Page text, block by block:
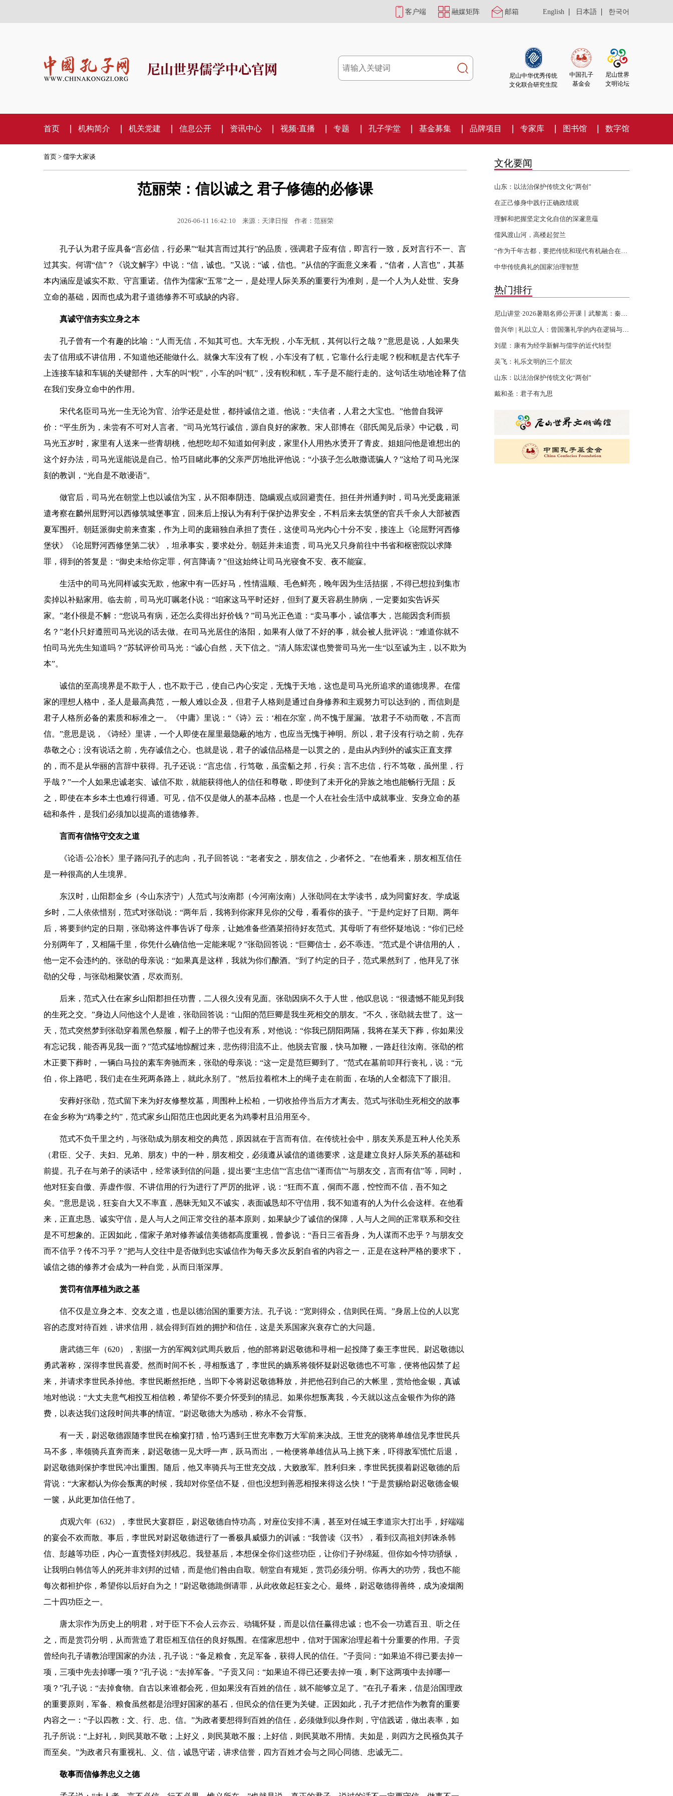
客户端 融媒矩阵 邮箱 English | 日本語 | 한국어
尼山世界儒学中心官网
尼山中华优秀传统
文化联合研究生院
中国孔子
基金会
尼山世界
文明论坛
首页 机构简介 机关党建 信息公开 资讯中心 视频·直播 专题 孔子学堂 基金募集 品牌项目 专家库 图书馆 数字馆
首页 > 儒学大家谈
范丽荣：信以诚之 君子修德的必修课
2026-06-11 16:42:10 来源：天津日报 作者：范丽荣
孔子认为君子应具备“言必信，行必果”“耻其言而过其行”的品质，强调君子应有信，即言行一致，反对言行不一、言
过其实。何谓“信”？《说文解字》中说：“信，诚也。”又说：“诚，信也。”从信的字面意义来看，“信者，人言也”，其基
本内涵应是诚实不欺、守言重诺。信作为儒家“五常”之一，是处理人际关系的重要行为准则，是一个人为人处世、安身
立命的基础，因而也成为君子道德修养不可或缺的内容。
真诚守信夯实立身之本
孔子曾有一个有趣的比喻：“人而无信，不知其可也。大车无輗，小车无軏，其何以行之哉？”意思是说，人如果失
去了信用或不讲信用，不知道他还能做什么。就像大车没有了輗，小车没有了軏，它靠什么行走呢？輗和軏是古代车子
上连接车辕和车轭的关键部件，大车的叫“輗”，小车的叫“軏”，没有輗和軏，车子是不能行走的。这句话生动地诠释了信
在我们安身立命中的作用。
宋代名臣司马光一生无论为官、治学还是处世，都持诚信之道。他说：“夫信者，人君之大宝也。”他曾自我评
价：“平生所为，未尝有不可对人言者。”司马光笃行诚信，源自良好的家教。宋人邵博在《邵氏闻见后录》中记载，司
马光五岁时，家里有人送来一些青胡桃，他想吃却不知道如何剥皮，家里仆人用热水烫开了青皮。姐姐问他是谁想出的
这个好办法，司马光逞能说是自己。恰巧目睹此事的父亲严厉地批评他说：“小孩子怎么敢撒谎骗人？”这给了司马光深
刻的教训，“光自是不敢谩语”。
做官后，司马光在朝堂上也以诚信为宝，从不阳奉阴违、隐瞒观点或回避责任。担任并州通判时，司马光受庞籍派
遣考察在麟州屈野河以西修筑城堡事宜，回来后上报认为有利于保护边界安全，不料后来去筑堡的官兵千余人大部被西
夏军围歼。朝廷派御史前来查案，作为上司的庞籍独自承担了责任，这使司马光内心十分不安，接连上《论屈野河西修
堡状》《论屈野河西修堡第二状》，坦承事实，要求处分。朝廷并未追责，司马光又只身前往中书省和枢密院以求降
罪，得到的答复是：“御史未给你定罪，何言降谪？”但这始终让司马光寝食不安、夜不能寐。
生活中的司马光同样诚实无欺，他家中有一匹好马，性情温顺、毛色鲜亮，晚年因为生活拮据，不得已想拉到集市
卖掉以补贴家用。临去前，司马光叮嘱老仆说：“咱家这马平时还好，但到了夏天容易生肺病，一定要如实告诉买
家。”老仆很是不解：“您说马有病，还怎么卖得出好价钱？”司马光正色道：“卖马事小，诚信事大，岂能因贪利而损
名？”老仆只好遵照司马光说的话去做。在司马光居住的洛阳，如果有人做了不好的事，就会被人批评说：“难道你就不
怕司马光先生知道吗？”苏轼评价司马光：“诚心自然，天下信之。”清人陈宏谋也赞誉司马光一生“以至诚为主，以不欺为
本”。
诚信的至高境界是不欺于人，也不欺于己，使自己内心安定，无愧于天地，这也是司马光所追求的道德境界。在儒
家的理想人格中，圣人是最高典范，一般人难以企及，但君子人格则是通过自身修养和主观努力可以达到的，而信则是
君子人格所必备的素质和标准之一。《中庸》里说：“《诗》云：‘相在尔室，尚不愧于屋漏。’故君子不动而敬，不言而
信。”意思是说，《诗经》里讲，一个人即使在屋里最隐蔽的地方，也应当无愧于神明。所以，君子没有行动之前，先存
恭敬之心；没有说话之前，先存诚信之心。也就是说，君子的诚信品格是一以贯之的，是由从内到外的诚实正直支撑
的，而不是从华丽的言辞中获得。孔子还说：“言忠信，行笃敬，虽蛮貊之邦，行矣；言不忠信，行不笃敬，虽州里，行
乎哉？”一个人如果忠诚老实、诚信不欺，就能获得他人的信任和尊敬，即使到了未开化的异族之地也能畅行无阻；反
之，即使在本乡本土也难行得通。可见，信不仅是做人的基本品格，也是一个人在社会生活中成就事业、安身立命的基
础和条件，是我们必须加以提高的道德修养。
言而有信恪守交友之道
《论语·公冶长》里子路问孔子的志向，孔子回答说：“老者安之，朋友信之，少者怀之。”在他看来，朋友相互信任
是一种很高的人生境界。
东汉时，山阳郡金乡（今山东济宁）人范式与汝南郡（今河南汝南）人张劭同在太学读书，成为同窗好友。学成返
乡时，二人依依惜别，范式对张劭说：“两年后，我将到你家拜见你的父母，看看你的孩子。”于是约定好了日期。两年
后，将要到约定的日期，张劭将这件事告诉了母亲，让她准备些酒菜招待好友范式。其母听了有些怀疑地说：“你们已经
分别两年了，又相隔千里，你凭什么确信他一定能来呢？”张劭回答说：“巨卿信士，必不乖违。”范式是个讲信用的人，
他一定不会违约的。张劭的母亲说：“如果真是这样，我就为你们酿酒。”到了约定的日子，范式果然到了，他拜见了张
劭的父母，与张劭相聚饮酒，尽欢而别。
后来，范式入仕在家乡山阳郡担任功曹，二人很久没有见面。张劭因病不久于人世，他叹息说：“很遗憾不能见到我
的生死之交。”身边人问他这个人是谁，张劭回答说：“山阳的范巨卿是我生死相交的朋友。”不久，张劭就去世了。这一
天，范式突然梦到张劭穿着黑色祭服，帽子上的带子也没有系，对他说：“你我已阴阳两隔，我将在某天下葬，你如果没
有忘记我，能否再见我一面？”范式猛地惊醒过来，悲伤得泪流不止。他脱去官服，快马加鞭，一路赶往汝南。张劭的棺
木正要下葬时，一辆白马拉的素车奔驰而来，张劭的母亲说：“这一定是范巨卿到了。”范式在墓前叩拜行丧礼，说：“元
伯，你上路吧，我们走在生死两条路上，就此永别了。”然后拉着棺木上的绳子走在前面，在场的人全都流下了眼泪。
安葬好张劭，范式留下来为好友修整坟墓，周围种上松柏，一切收拾停当后方才离去。范式与张劭生死相交的故事
在金乡称为“鸡黍之约”，范式家乡山阳范庄也因此更名为鸡黍村且沿用至今。
范式不负千里之约，与张劭成为朋友相交的典范，原因就在于言而有信。在传统社会中，朋友关系是五种人伦关系
（君臣、父子、夫妇、兄弟、朋友）中的一种，朋友相交，必须遵从诚信的道德要求，这是建立良好人际关系的基础和
前提。孔子在与弟子的谈话中，经常谈到信的问题，提出要“主忠信”“言忠信”“谨而信”“与朋友交，言而有信”等，同时，
他对狂妄自傲、弄虚作假、不讲信用的行为进行了严厉的批评，说：“狂而不直，侗而不愿，悾悾而不信，吾不知之
矣。”意思是说，狂妄自大又不率直，愚昧无知又不诚实，表面诚恳却不守信用，我不知道有的人为什么会这样。在他看
来，正直忠恳、诚实守信，是人与人之间正常交往的基本原则，如果缺少了诚信的保障，人与人之间的正常联系和交往
是不可想象的。正因如此，儒家子弟对修养诚信美德都高度重视，曾参说：“吾日三省吾身，为人谋而不忠乎？与朋友交
而不信乎？传不习乎？”把与人交往中是否做到忠实诚信作为每天多次反躬自省的内容之一，正是在这种严格的要求下，
诚信之德的修养才会成为一种自觉，从而日渐深厚。
赏罚有信厚植为政之基
信不仅是立身之本、交友之道，也是以德治国的重要方法。孔子说：“宽则得众，信则民任焉。”身居上位的人以宽
容的态度对待百姓，讲求信用，就会得到百姓的拥护和信任，这是关系国家兴衰存亡的大问题。
唐武德三年（620），割据一方的军阀刘武周兵败后，他的部将尉迟敬德和寻相一起投降了秦王李世民。尉迟敬德以
勇武著称，深得李世民喜爱。然而时间不长，寻相叛逃了，李世民的嫡系将领怀疑尉迟敬德也不可靠，便将他囚禁了起
来，并请求李世民杀掉他。李世民断然拒绝，当即下令将尉迟敬德释放，并把他召到自己的大帐里，赏给他金银，真诚
地对他说：“大丈夫意气相投互相信赖，希望你不要介怀受到的猜忌。如果你想叛离我，今天就以这点金银作为你的路
费，以表达我们这段时间共事的情谊。”尉迟敬德大为感动，称永不会背叛。
有一天，尉迟敬德跟随李世民在榆窠打猎，恰巧遇到王世充率数万大军前来决战。王世充的骁将单雄信见李世民兵
马不多，率领骑兵直奔而来，尉迟敬德一见大呼一声，跃马而出，一枪便将单雄信从马上挑下来，吓得敌军慌忙后退，
尉迟敬德则保护李世民冲出重围。随后，他又率骑兵与王世充交战，大败敌军。胜利归来，李世民抚摸着尉迟敬德的后
背说：“大家都认为你会叛离的时候，我却对你坚信不疑，但也没想到善恶相报来得这么快！”于是赏赐给尉迟敬德金银
一箧，从此更加信任他了。
贞观六年（632），李世民大宴群臣，尉迟敬德自恃功高，对座位安排不满，甚至对任城王李道宗大打出手，好端端
的宴会不欢而散。事后，李世民对尉迟敬德进行了一番极具威慑力的训诫：“我曾读《汉书》，看到汉高祖刘邦诛杀韩
信、彭越等功臣，内心一直责怪刘邦残忍。我登基后，本想保全你们这些功臣，让你们子孙绵延。但你如今恃功骄纵，
让我明白韩信等人的死并非刘邦的过错，而是他们咎由自取。朝堂自有规矩，赏罚必须分明。你再大的功劳，我也不能
每次都袒护你，希望你以后好自为之！”尉迟敬德跪倒请罪，从此收敛起狂妄之心。最终，尉迟敬德得善终，成为凌烟阁
二十四功臣之一。
唐太宗作为历史上的明君，对于臣下不会人云亦云、动辄怀疑，而是以信任赢得忠诚；也不会一功遮百丑、听之任
之，而是赏罚分明，从而营造了君臣相互信任的良好氛围。在儒家思想中，信对于国家治理起着十分重要的作用。子贡
曾经向孔子请教治理国家的办法，孔子说：“备足粮食，充足军备，获得人民的信任。”子贡问：“如果迫不得已要去掉一
项，三项中先去掉哪一项？”孔子说：“去掉军备。”子贡又问：“如果迫不得已还要去掉一项，剩下这两项中去掉哪一
项？”孔子说：“去掉食物。自古以来谁都会死，但如果没有百姓的信任，就不能够立足了。”在孔子看来，信是治国理政
的重要原则，军备、粮食虽然都是治理好国家的基石，但民众的信任更为关键。正因如此，孔子才把信作为教育的重要
内容之一：“子以四教：文、行、忠、信。”为政者要想得到百姓的信任，必须做到以身作则，守信践诺，做出表率，如
孔子所说：“上好礼，则民莫敢不敬；上好义，则民莫敢不服；上好信，则民莫敢不用情。夫如是，则四方之民襁负其子
而至矣。”为政者只有重视礼、义、信，诚恳守诺，讲求信誉，四方百姓才会与之同心同德、忠诚无二。
敬事而信修养忠义之德
文化要闻
山东：以法治保护传统文化“两创”
在正己修身中践行正确政绩观
理解和把握坚定文化自信的深邃意蕴
儒风渡山河，高楼起贺兰
中华传统典礼的国家治理智慧
热门排行
刘星：康有为经学新解与儒学的近代转型
吴飞：礼乐文明的三个层次
山东：以法治保护传统文化“两创”
戴和圣：君子有九思